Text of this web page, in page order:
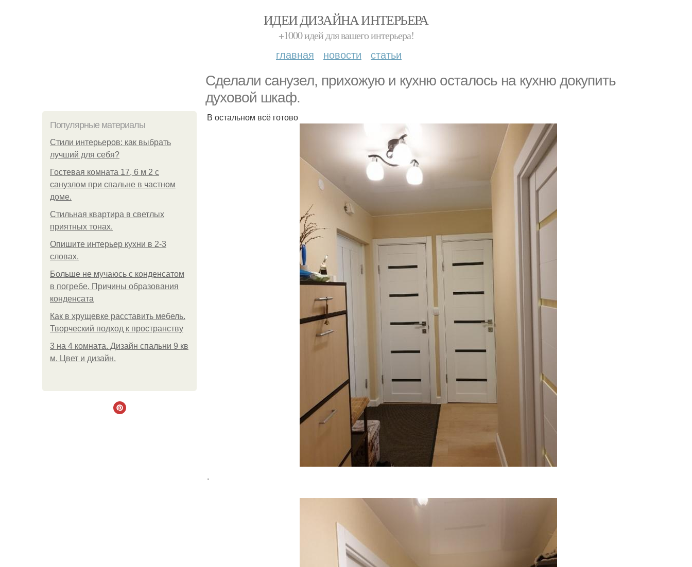
ИДЕИ ДИЗАЙНА ИНТЕРЬЕРА
+1000 идей для вашего интерьера!
главная новости статьи
Сделали санузел, прихожую и кухню осталось на кухню докупить
духовой шкаф.
Популярные материалы
Стили интерьеров: как выбрать
лучший для себя?
Гостевая комната 17, 6 м 2 с
санузлом при спальне в частном
доме.
Стильная квартира в светлых
приятных тонах.
Опишите интерьер кухни в 2-3
словах.
Больше не мучаюсь с конденсатом
в погребе. Причины образования
конденсата
Как в хрущевке расставить мебель.
Творческий подход к пространству
3 на 4 комната. Дизайн спальни 9 кв
м. Цвет и дизайн.
В остальном всё готово
.